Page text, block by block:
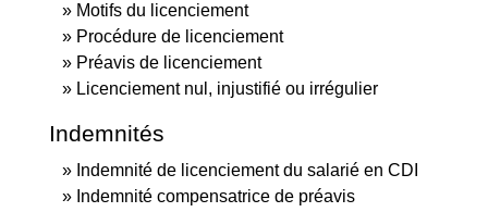
Motifs du licenciement
Procédure de licenciement
Préavis de licenciement
Licenciement nul, injustifié ou irrégulier
Indemnités
Indemnité de licenciement du salarié en CDI
Indemnité compensatrice de préavis